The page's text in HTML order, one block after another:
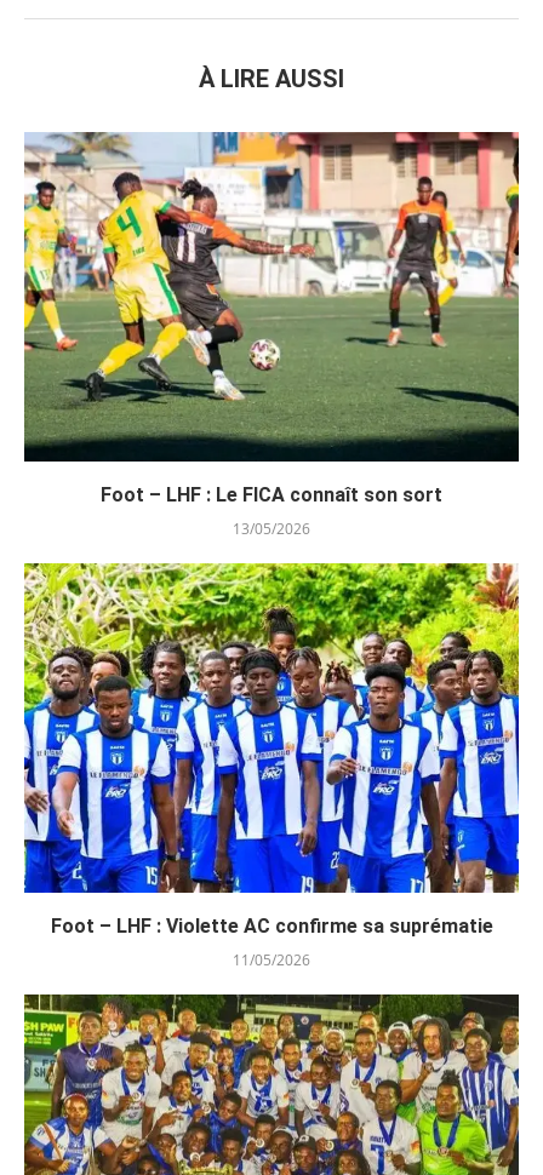
À LIRE AUSSI
Foot – LHF : Le FICA connaît son sort
13/05/2026
Foot – LHF : Violette AC confirme sa suprématie
11/05/2026